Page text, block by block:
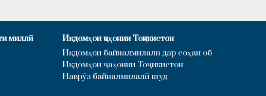
миллӣ
Иқдомҳои ҷаҳонии Тоҷикистон
Иқдомҳои байналмилалӣ дар соҳаи об
Иқдомҳои ҷаҳонии Тоҷикистон
Наврӯз байналмилалӣ шуд